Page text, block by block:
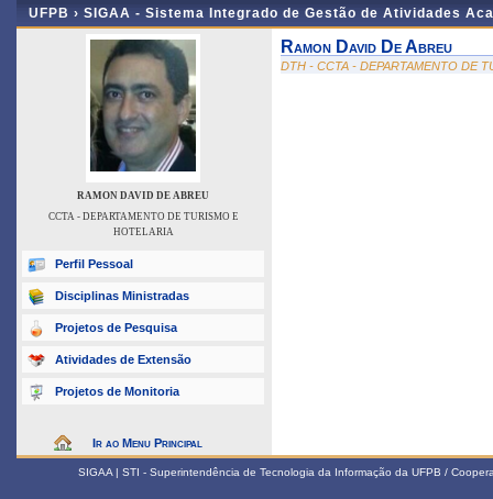
UFPB › SIGAA - Sistema Integrado de Gestão de Atividades
RAMON DAVID DE ABREU
CCTA - DEPARTAMENTO DE TURISMO E
HOTELARIA
Perfil Pessoal
Disciplinas Ministradas
Projetos de Pesquisa
Atividades de Extensão
Projetos de Monitoria
Ir ao Menu Principal
Ramon David De Abreu
DTH - CCTA - DEPARTAMENTO DE
SIGAA | STI - Superintendência de Tecnologia da Informação da UFPB /